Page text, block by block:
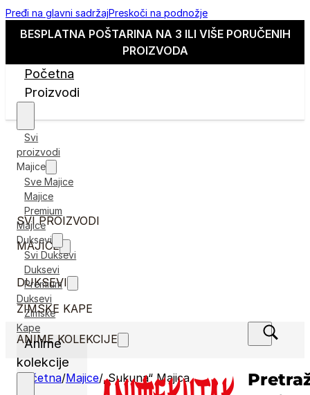
Pređi na glavni sadržajPreskoči na podnožje
BESPLATNA POŠTARINA NA 3 ILI VIŠE PORUČENIH
PROIZVODA
Početna
Proizvodi
Svi
proizvodi
Majice
Sve Majice
Majice
Premium
Majice
Duksevi
Svi Duksevi
Duksevi
Premium
Duksevi
Zimske
Kape
Anime
kolekcije
SVI PROIZVODI
MAJICE
DUKSEVI
ZIMSKE KAPE
ANIME KOLEKCIJE
Početna/Majice/„Sukuna“ Majica